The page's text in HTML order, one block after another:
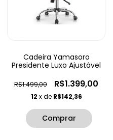
Cadeira Yamasoro
Presidente Luxo Ajustável
R$1.499,00 R$1.399,00
12 x de R$142,36